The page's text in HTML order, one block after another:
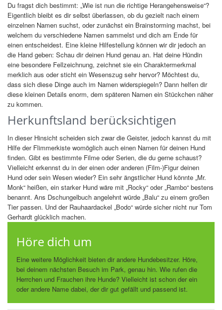
Du fragst dich bestimmt: „Wie ist nun die richtige Herangehensweise“?
Eigentlich bleibt es dir selbst überlassen, ob du gezielt nach einem
einzelnen Namen suchst, oder zunächst ein Brainstorming machst, bei
welchem du verschiedene Namen sammelst und dich am Ende für
einen entscheidest. Eine kleine Hilfestellung können wir dir jedoch an
die Hand geben: Schau dir deinen Hund genau an. Hat deine Hündin
eine besondere Fellzeichnung, zeichnet sie ein Charaktermerkmal
merklich aus oder sticht ein Wesenszug sehr hervor? Möchtest du,
dass sich diese Dinge auch im Namen widerspiegeln? Dann helfen dir
diese kleinen Details enorm, dem späteren Namen ein Stückchen näher
zu kommen.
Herkunftsland berücksichtigen
In dieser Hinsicht scheiden sich zwar die Geister, jedoch kannst du mit
Hilfe der Flimmerkiste womöglich auch einen Namen für deinen Hund
finden. Gibt es bestimmte Filme oder Serien, die du gerne schaust?
Vielleicht erkennst du in der einen oder anderen (Film-)Figur deinen
Hund oder sein Wesen wieder? Ein sehr ängstlicher Hund könnte „Mr.
Monk“ heißen, ein starker Hund wäre mit „Rocky“ oder „Rambo“ bestens
benannt. Ans Dschungelbuch angelehnt würde „Balu“ zu einem großen
Tier passen. Und der Rauhaardackel „Bodo“ würde sicher nicht nur Tom
Gerhardt glücklich machen.
Höre dich um
Eine weitere Möglichkeit bieten dir andere Hundebesitzer. Höre,
bei deinem nächsten Besuch im Park, genau hin. Wie rufen die
Herrchen und Frauchen ihre Hunde? Vielleicht ist schon der ein
oder andere Name dabei, der dir gut gefällt und passend ist.